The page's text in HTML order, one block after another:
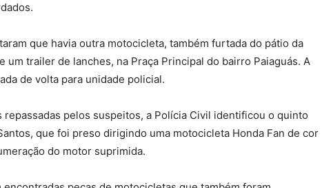
que havia outra motocicleta, também furtada do pátio da
um trailer de lanches, na Praça Principal do bairro Paiaguás. A
de volta para unidade policial.
repassadas pelos suspeitos, a Polícia Civil identificou o quinto
que foi preso dirigindo uma motocicleta Honda Fan de cor
do motor suprimida.